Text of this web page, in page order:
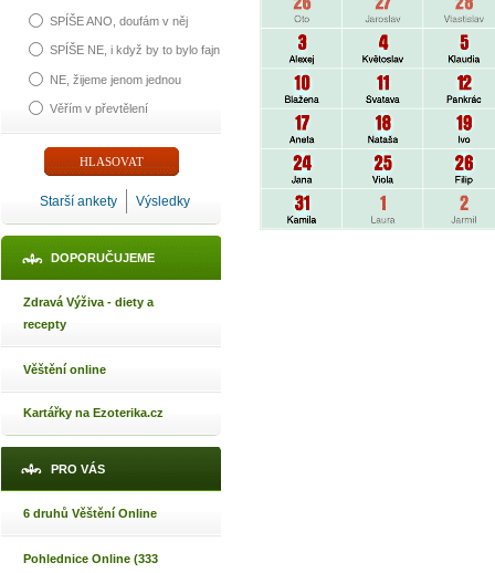
SPÍŠE ANO, doufám v něj
SPÍŠE NE, i když by to bylo fajn
NE, žijeme jenom jednou
Věřím v převtělení
Starší ankety Výsledky
DOPORUČUJEME
Zdravá Výživa - diety a
recepty
Věštění online
Kartářky na Ezoterika.cz
PRO VÁS
6 druhů Věštění Online
Pohlednice Online (333